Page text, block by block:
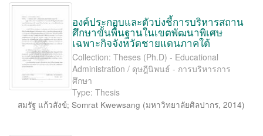
องค์ประกอบและตัวบ่งชี้การบริหารสถาน
ศึกษาขั้นพื้นฐานในเขตพัฒนาพิเศษ
เฉพาะกิจจังหวัดชายแดนภาคใต้
Collection: Theses (Ph.D) - Educational
Administration / ดุษฎีนิพนธ์ - การบริหารการ
ศึกษา
Type: Thesis
สมรัฐ แก้วสังข์; Somrat Kwewsang (มหาวิทยาลัยศิลปากร, 2014)